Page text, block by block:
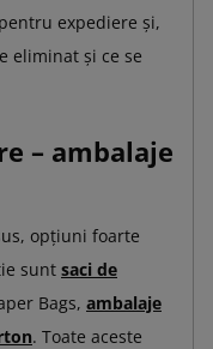
expediere și,
eliminat și ce se
– ambalaje
opțiuni foarte
sunt saci de
Bags, ambalaje
. Toate aceste